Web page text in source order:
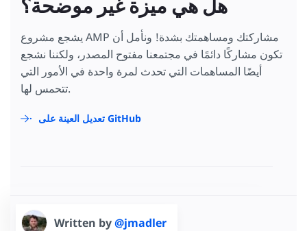
هل هي ميزة غير موضحة؟
يشجع مشروع AMP مشاركتك ومساهمتك بشدة! ونأمل أن
تكون مشاركًا دائمًا في مجتمعنا مفتوح المصدر، ولكننا نشجع
أيضًا المساهمات التي تحدث لمرة واحدة في الأمور التي
تتحمس لها.
تعديل العينة على GitHub
Written by@jmadler